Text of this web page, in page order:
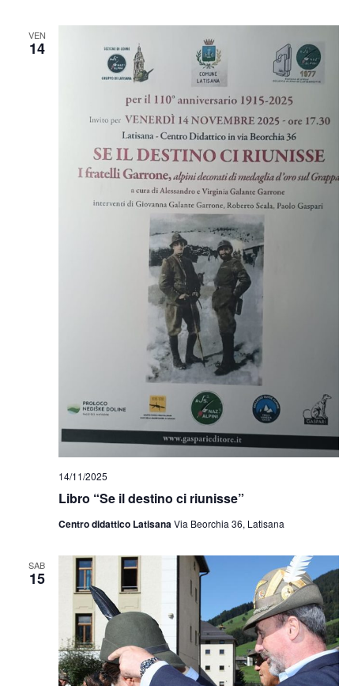
VEN
14
Libro “Se il destino ci riunisse”
14/11/2025
Centro didattico LatisanaVia Beorchia 36, Latisana
SAB
15